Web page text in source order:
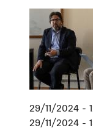
29/11/2024 -
29/11/2024 -